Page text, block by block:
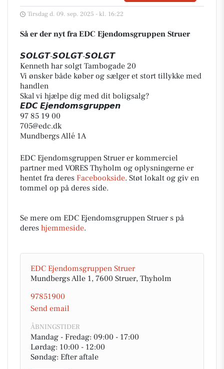
Tirsdag d. 09. sep. 2025 - kl. 16:22
Så er der nyt fra EDC Ejen­doms­grup­pen Struer
𝙎𝙊𝙇𝙂𝙏-𝙎𝙊𝙇𝙂𝙏-𝙎𝙊𝙇𝙂𝙏
Kenneth har solgt Tambogade 20
Vi ønsker både køber og sælger et stort tillykke med
handlen
Skal vi hjælpe dig med dit boligsalg?
𝙀𝘿𝘾 𝙀𝙟𝙚𝙣𝙙𝙤𝙢𝙨𝙜𝙧𝙪𝙥𝙥𝙚𝙣
97 85 19 00
705@edc.dk
Mundbergs Allé 1A
EDC Ejen­doms­grup­pen Struer er kommerciel
partner med VORES Thyholm og oplysningerne er
hentet fra deres Facebookside. Støt lokalt og giv en
tommel op på deres side.
Se mere om EDC Ejen­doms­grup­pen Struer s på
deres hjemmeside.
EDC Ejen­doms­grup­pen Struer
Mundbergs Alle 1, 7600 Struer, Thyholm
97851900
Send email
ÅBNINGSTIDER
Mandag - Fredag: 09:00 - 17:00
Lørdag: 10:00 - 12:00
Søndag: Efter aftale